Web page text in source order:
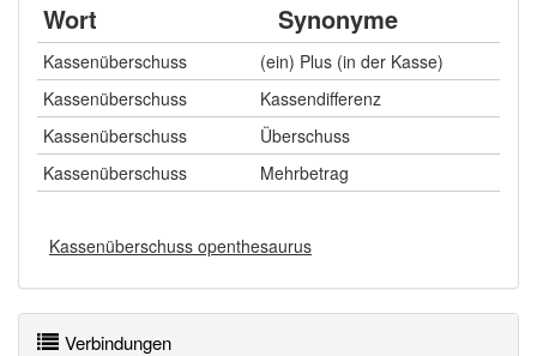
Wort Synonyme
Kassenüberschuss
(ein) Plus (in der Kasse)
Kassenüberschuss
Kassendifferenz
Kassenüberschuss
Überschuss
Kassenüberschuss
Mehrbetrag
Kassenüberschuss openthesaurus
Verbindungen